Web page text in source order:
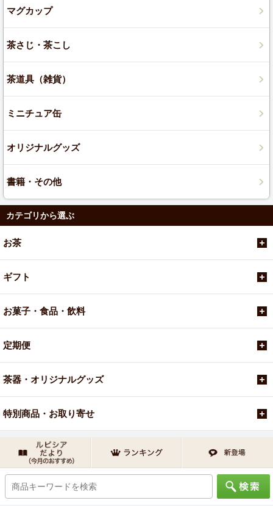
マグカップ
茶さじ・茶こし
茶道具（雑貨）
ミニチュア缶
オリジナルグッズ
書籍・その他
カテゴリから選ぶ
お茶
ギフト
お菓子・食品・飲料
定期便
茶器・オリジナルグッズ
特別商品・お取り寄せ